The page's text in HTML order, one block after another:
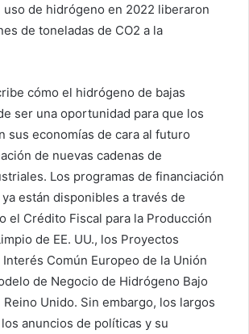
de hidrógeno en 2022 liberaron
de toneladas de CO2 a la
cómo el hidrógeno de bajas
ser una oportunidad para que los
sus economías de cara al futuro
de nuevas cadenas de
Los programas de financiación
están disponibles a través de
el Crédito Fiscal para la Producción
de EE. UU., los Proyectos
Común Europeo de la Unión
de Negocio de Hidrógeno Bajo
Unido. Sin embargo, los largos
anuncios de políticas y su